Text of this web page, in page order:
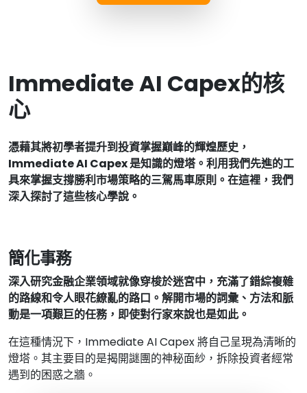
Immediate AI Capex的核
心
憑藉其將初學者提升到投資掌握巔峰的輝煌歷史，
Immediate AI Capex 是知識的燈塔。利用我們先進的工
具來掌握支撐勝利市場策略的三駕馬車原則。在這裡，我們
深入探討了這些核心學說。
簡化事務
深入研究金融企業領域就像穿梭於迷宮中，充滿了錯綜複雜
的路線和令人眼花繚亂的路口。解開市場的詞彙、方法和脈
動是一項艱巨的任務，即使對行家來說也是如此。
在這種情況下，Immediate AI Capex 將自己呈現為清晰的
燈塔。其主要目的是揭開謎團的神秘面紗，拆除投資者經常
遇到的困惑之牆。